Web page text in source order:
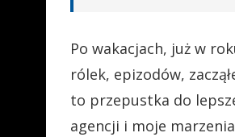
Po wakacjach, już w
rólek, epizodów,
to przepustka do
agencji i moje